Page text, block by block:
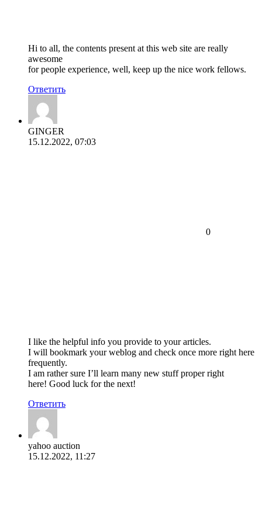
Hi to all, the contents present at this web site are really
awesome
for people experience, well, keep up the nice work fellows.
Ответить
GINGER
15.12.2022, 07:03
0
I like the helpful info you provide to your articles.
I will bookmark your weblog and check once more right here
frequently.
I am rather sure I’ll learn many new stuff proper right
here! Good luck for the next!
Ответить
yahoo auction
15.12.2022, 11:27